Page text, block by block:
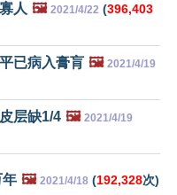
人 🖼️ 2021/4/22 (396,403
已病入膏肓 🖼️ 2021/4/19
层缺1/4 🖼️ 2021/4/19
年 🖼️ 2021/4/18 (192,328次)